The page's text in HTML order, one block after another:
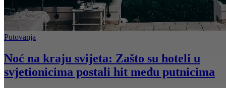
Putovanja
Noć na kraju svijeta: Zašto su hoteli u
svjetionicima postali hit među putnicima